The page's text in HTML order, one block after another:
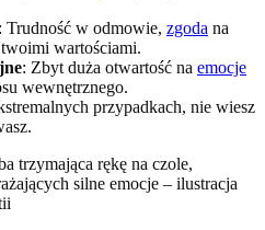
: Trudność w odmowie, zgoda na
wartościami.
: Zbyt duża otwartość na emocje
wewnętrznego.
przypadkach, nie wiesz